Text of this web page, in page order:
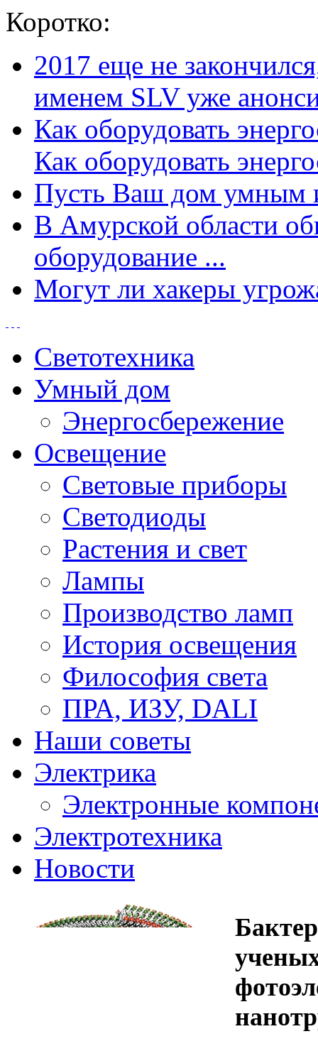
Коротко:
2017 еще не
именем SLV уже
Как оборудовать
Как оборудовать
Пусть Ваш дом умным
В Амурской области
оборудование ...
Могут ли хакеры
Светотехника
Умный дом
Энергосбережение
Освещение
Световые приборы
Светодиоды
Растения и свет
Лампы
Производство ламп
История освещения
Философия света
ПРА, ИЗУ, DALI
Наши советы
Электрика
Электронные
Электротехника
Новости